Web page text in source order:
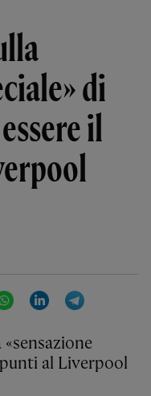
di
il
WhatsAppLinkedIn
punti al Liverpool